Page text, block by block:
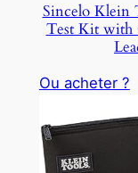
Sincelo Klein
Test Kit with
Ou acheter ?